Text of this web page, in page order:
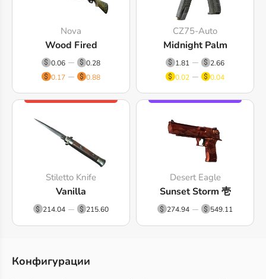
Nova
Wood Fired
0.06
0.28
0.17
0.88
CZ75-Auto
Midnight Palm
1.81
2.66
0.02
0.04
Stiletto Knife
Vanilla
214.04 215.60
Desert Eagle
Sunset Storm 壱
274.94 549.11
Конфигурации